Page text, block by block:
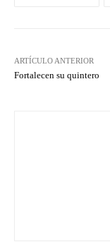
ARTÍCULO ANTERIOR
Fortalecen su quintero